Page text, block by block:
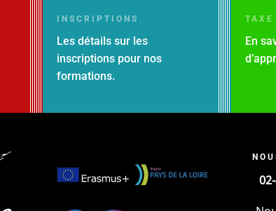
INSCRIPTIONS
Les détails sur les
inscriptions pour nos
formations.
TAXE
En